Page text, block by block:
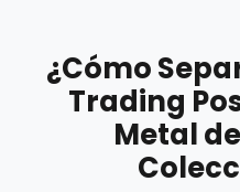
¿Cómo
Trading
Metal